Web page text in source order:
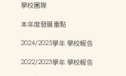
學校團隊
本年度發展重點
2024/2025學年 學校報告
2022/2023學年 學校報告